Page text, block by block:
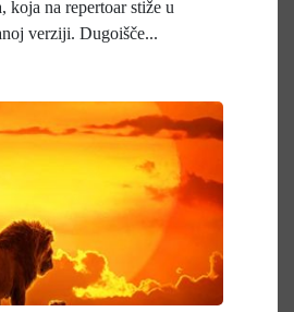
koja na repertoar stiže u
verziji. Dugoišče...